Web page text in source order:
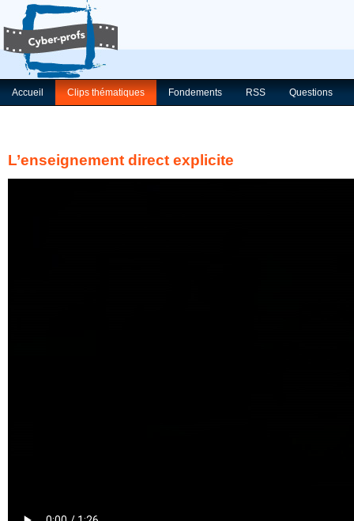
Accueil Clips thématiques Fondements RSS Questions
L’enseignement direct explicite